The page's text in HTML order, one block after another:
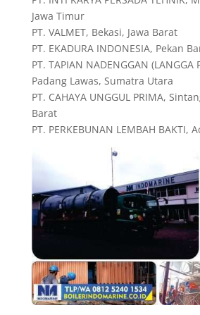
Jawa Timur
PT. VALMET, Bekasi, Jawa Barat
PT. EKADURA INDONESIA, Pekan
PT. TAPIAN NADENGGAN (LANGGA
Padang Lawas, Sumatra Utara
PT. CAHAYA UNGGUL PRIMA,
Barat
PT. PERKEBUNAN LEMBAH BAKTI,